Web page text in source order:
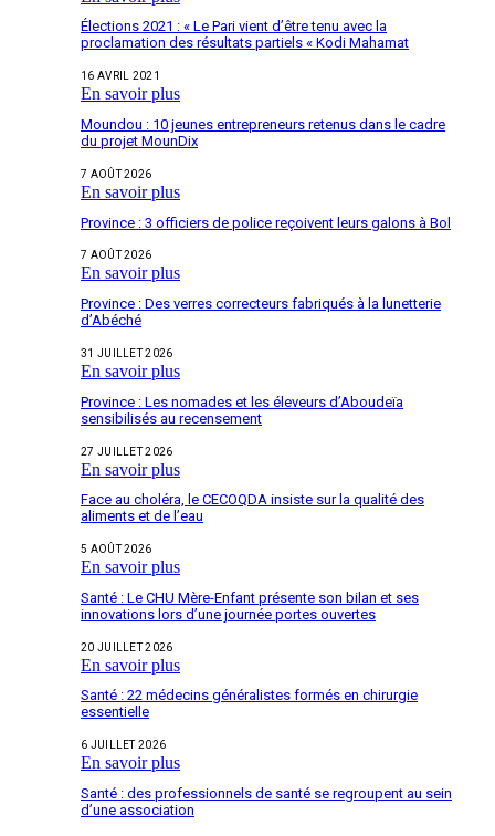
Élections 2021 : « Le Pari vient d’être tenu avec la
proclamation des résultats partiels « Kodi Mahamat
16 AVRIL 2021
En savoir plus
Moundou : 10 jeunes entrepreneurs retenus dans le cadre
du projet MounDix
7 AOÛT 2026
En savoir plus
Province : 3 officiers de police reçoivent leurs galons à Bol
7 AOÛT 2026
En savoir plus
Province : Des verres correcteurs fabriqués à la lunetterie
d’Abéché
31 JUILLET 2026
En savoir plus
Province : Les nomades et les éleveurs d’Aboudeïa
sensibilisés au recensement
27 JUILLET 2026
En savoir plus
Face au choléra, le CECOQDA insiste sur la qualité des
aliments et de l’eau
5 AOÛT 2026
En savoir plus
Santé : Le CHU Mère-Enfant présente son bilan et ses
innovations lors d’une journée portes ouvertes
20 JUILLET 2026
En savoir plus
Santé : 22 médecins généralistes formés en chirurgie
essentielle
6 JUILLET 2026
En savoir plus
Santé : des professionnels de santé se regroupent au sein
d’une association